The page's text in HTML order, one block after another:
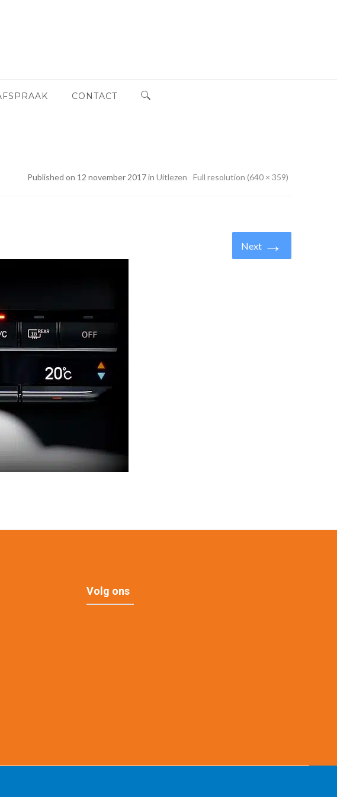
CONTACT
Published on 12 november 2017 in Uitlezen Full resolution (640 × 359)
Next →
Volg ons